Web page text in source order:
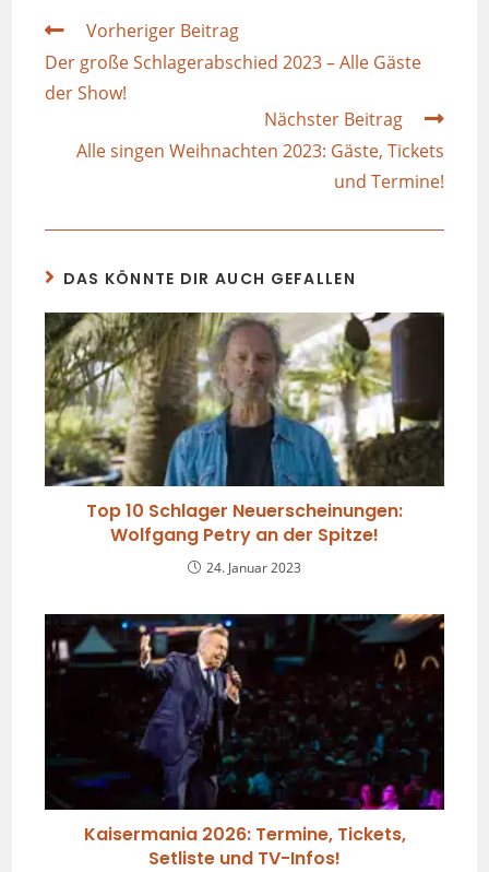
Vorheriger Beitrag
Der große Schlagerabschied 2023 – Alle Gäste
der Show!
Nächster Beitrag
Alle singen Weihnachten 2023: Gäste, Tickets
und Termine!
DAS KÖNNTE DIR AUCH GEFALLEN
Top 10 Schlager Neuerscheinungen:
Wolfgang Petry an der Spitze!
24. Januar 2023
Kaisermania 2026: Termine, Tickets,
Setliste und TV-Infos!